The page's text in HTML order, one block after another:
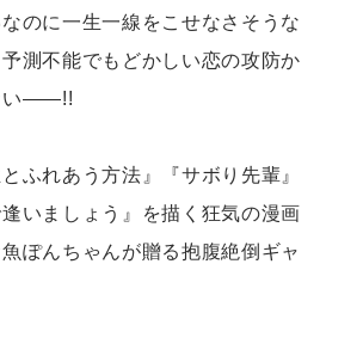
のに一生一線をこせなさそうな
測不能でもどかしい恋の攻防か
い――!!
とふれあう方法』『サボり先輩』
逢いましょう』を描く狂気の漫画
ぽんちゃんが贈る抱腹絶倒ギャ